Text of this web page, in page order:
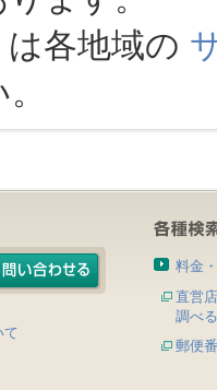
各地域の
て
料金
直営
調べる
郵便